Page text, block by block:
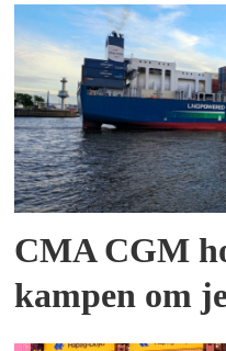
CMA CGM
kampen om